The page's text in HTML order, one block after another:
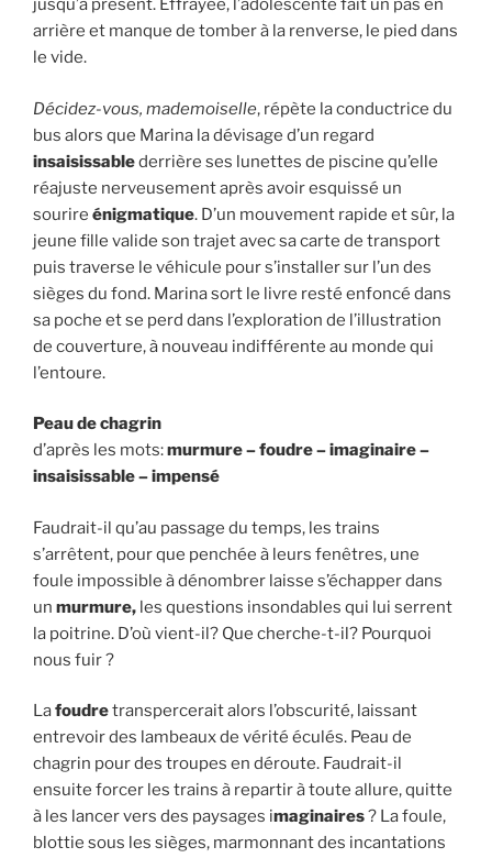
jusqu’à présent. Effrayée, l’adolescente fait un pas en
arrière et manque de tomber à la renverse, le pied dans
le vide.
Décidez-vous, mademoiselle, répète la conductrice du
bus alors que Marina la dévisage d’un regard
insaisissablederrière ses lunettes de piscine qu’elle
réajuste nerveusement après avoir esquissé un
sourire énigmatique. D’un mouvement rapide et sûr, la
jeune fille valide son trajet avec sa carte de transport
puis traverse le véhicule pour s’installer sur l’un des
sièges du fond. Marina sort le livre resté enfoncé dans
sa poche et se perd dans l’exploration de l’illustration
de couverture, à nouveau indifférente au monde qui
l’entoure.
Peau de chagrin
d’après les mots:murmure – foudre – imaginaire –
insaisissable – impensé
Faudrait-il qu’au passage du temps, les trains
s’arrêtent, pour que penchée à leurs fenêtres, une
foule impossible à dénombrer laisse s’échapper dans
un murmure, les questions insondables qui lui serrent
la poitrine. D’où vient-il? Que cherche-t-il? Pourquoi
nous fuir ?
Lafoudretranspercerait alors l’obscurité, laissant
entrevoir des lambeaux de vérité éculés. Peau de
chagrin pour des troupes en déroute. Faudrait-il
ensuite forcer les trains à repartir à toute allure, quitte
à les lancer vers des paysages imaginaires? La foule,
blottie sous les sièges, marmonnant des incantations